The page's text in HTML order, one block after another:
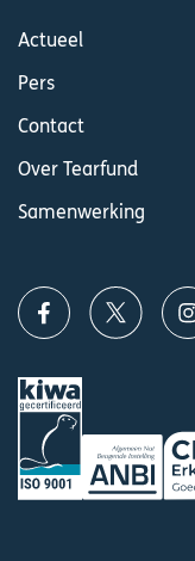
Actueel
Pers
Contact
Over Tearfund
Samenwerking